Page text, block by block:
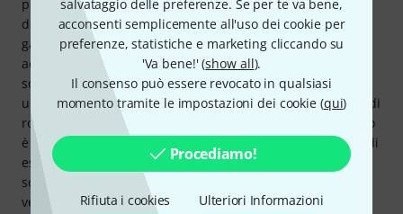
salvataggio delle preferenze. Se per te va bene,
acconsenti semplicemente all'uso dei cookie per
preferenze, statistiche e marketing cliccando su
'Va bene!' (show all).
Il consenso può essere revocato in qualsiasi
momento tramite le impostazioni dei cookie (qui)
Procediamo!
Rifiuta i cookies Ulteriori Informazioni
più lunga offre una sensazione di suonabilità precisa e
definita, soprattutto durante i riff veloci e i palm mute,
garantendo un suono pulito e controllato. È perfettamente
adatta a diversi stili metal. Il manico è notevolmente più
sottile rispetto a quello di una Les Paul, il che ha richiesto
un po' di adattamento iniziale, ma dopo un breve periodo di
rodaggio risulta molto comodo e veloce da suonare. Questo
è sicuramente un vantaggio per i passaggi veloci e gli stili di
esecuzione moderni. I pickup offrono un buon output e
sono adatti al metal, pur rimanendo sufficientemente
versatili per diversi tipi di suono. Nel complesso, si ottiene